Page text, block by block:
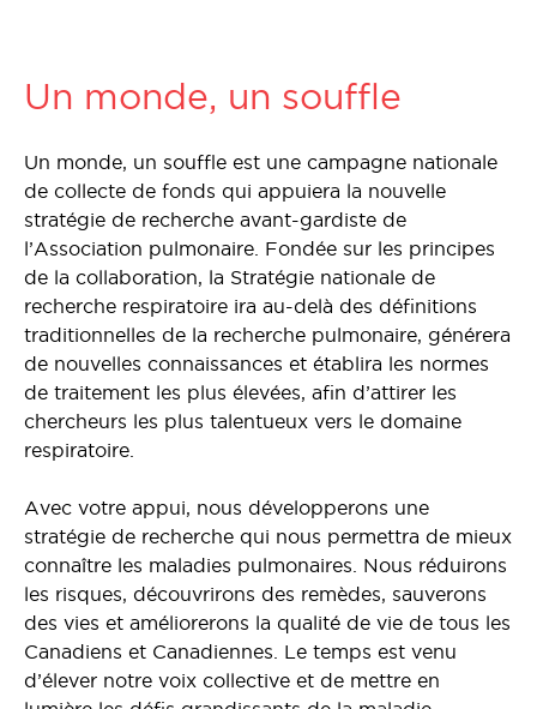
Un monde, un souffle
Un monde, un souffle est une campagne nationale
de collecte de fonds qui appuiera la nouvelle
stratégie de recherche avant-gardiste de
l’Association pulmonaire. Fondée sur les principes
de la collaboration, la Stratégie nationale de
recherche respiratoire ira au-delà des définitions
traditionnelles de la recherche pulmonaire, générera
de nouvelles connaissances et établira les normes
de traitement les plus élevées, afin d’attirer les
chercheurs les plus talentueux vers le domaine
respiratoire.
Avec votre appui, nous développerons une
stratégie de recherche qui nous permettra de mieux
connaître les maladies pulmonaires. Nous réduirons
les risques, découvrirons des remèdes, sauverons
des vies et améliorerons la qualité de vie de tous les
Canadiens et Canadiennes. Le temps est venu
d’élever notre voix collective et de mettre en